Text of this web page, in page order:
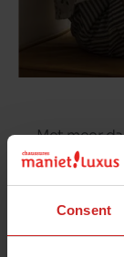
Consent
Met meer
Asterde
aangepaste
Even